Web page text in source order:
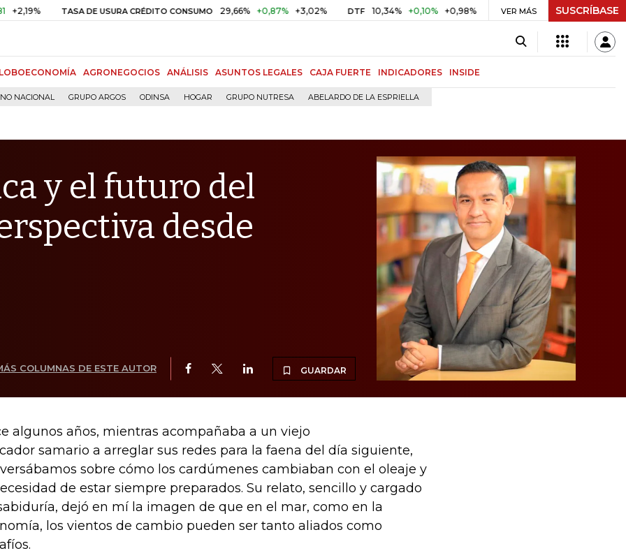
TASA DE USURA CRÉDITO CONSUMO 29,66% +0,87% +3,02% DTF 10,34% +0,10% +0,98% UVR $ 416,91 +$ 0,05 +0,01%
VER MÁS SUSCRÍBASE
AGRONEGOCIOS ANÁLISIS ASUNTOS LEGALES CAJA FUERTE INDICADORES INSIDE
NACIONAL GRUPO ARGOS ODINSA HOGAR GRUPO NUTRESA ABELARDO DE LA ESPRIELLA
y el futuro del
desde
COLUMNAS DE ESTE AUTOR GUARDAR
algunos años, mientras acompañaba a un viejo
samario a arreglar sus redes para la faena del día siguiente,
sobre cómo los cardúmenes cambiaban con el oleaje y
de estar siempre preparados. Su relato, sencillo y cargado
dejó en mí la imagen de que en el mar, como en la
los vientos de cambio pueden ser tanto aliados como